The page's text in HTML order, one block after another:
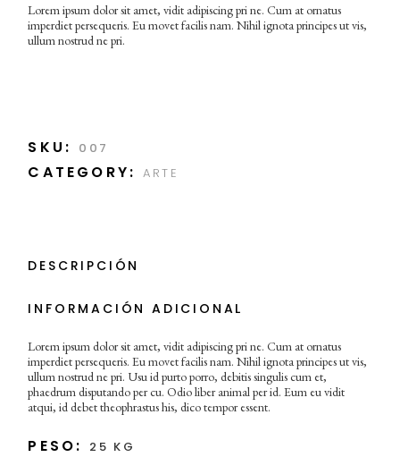
Lorem ipsum dolor sit amet, vidit adipiscing pri ne. Cum at ornatus
imperdiet persequeris. Eu movet facilis nam. Nihil ignota principes ut vis,
ullum nostrud ne pri.
SKU: 007
CATEGORY: ARTE
DESCRIPCIÓN
INFORMACIÓN ADICIONAL
Lorem ipsum dolor sit amet, vidit adipiscing pri ne. Cum at ornatus
imperdiet persequeris. Eu movet facilis nam. Nihil ignota principes ut vis,
ullum nostrud ne pri. Usu id purto porro, debitis singulis cum et,
phaedrum disputando per cu. Odio liber animal per id. Eum eu vidit
atqui, id debet theophrastus his, dico tempor essent.
PESO 25 KG